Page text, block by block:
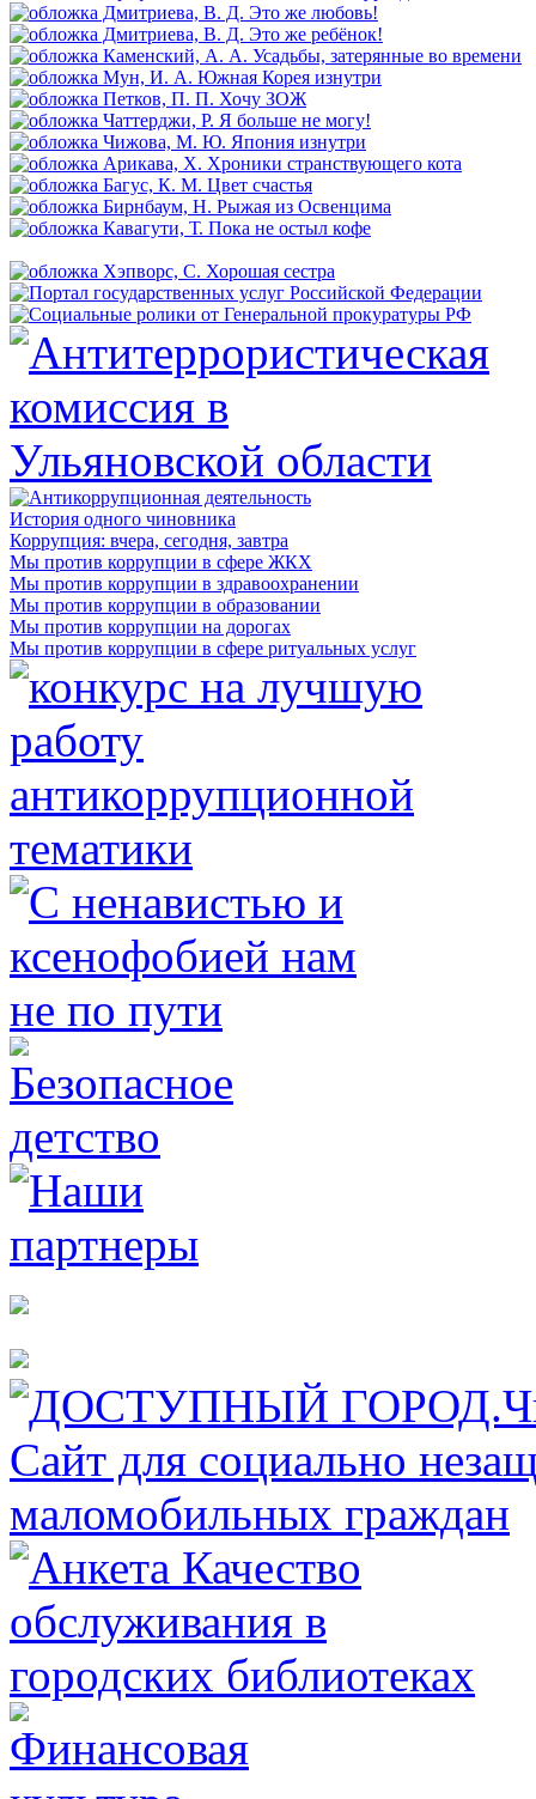
История одного чиновника
Коррупция: вчера, сегодня, завтра
Мы против коррупции в сфере ЖКХ
Мы против коррупции в здравоохранении
Мы против коррупции в образовании
Мы против коррупции на дорогах
Мы против коррупции в сфере ритуальных услуг